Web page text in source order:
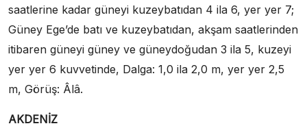
saatlerine kadar güneyi kuzeybatıdan 4 ila 6, yer yer 7;
Güney Ege’de batı ve kuzeybatıdan, akşam saatlerinden
itibaren güneyi güney ve güneydoğudan 3 ila 5, kuzeyi
yer yer 6 kuvvetinde, Dalga: 1,0 ila 2,0 m, yer yer 2,5
m, Görüş: Âlâ.
AKDENİZ